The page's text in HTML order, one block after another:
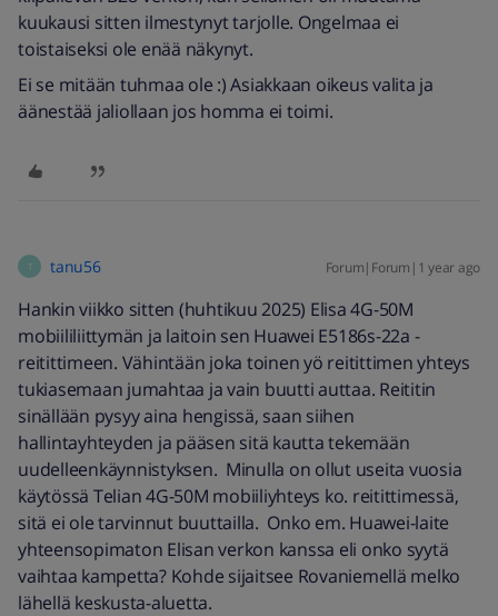
kuukausi sitten ilmestynyt tarjolle. Ongelmaa ei
toistaiseksi ole enää näkynyt.
Ei se mitään tuhmaa ole :) Asiakkaan oikeus valita ja
äänestää jaliollaan jos homma ei toimi.
T tanu56 Forum|Forum|1 year ago
Hankin viikko sitten (huhtikuu 2025) Elisa 4G-50M
mobiililiittymän ja laitoin sen Huawei E5186s-22a -
reitittimeen. Vähintään joka toinen yö reitittimen yhteys
tukiasemaan jumahtaa ja vain buutti auttaa. Reititin
sinällään pysyy aina hengissä, saan siihen
hallintayhteyden ja pääsen sitä kautta tekemään
uudelleenkäynnistyksen. Minulla on ollut useita vuosia
käytössä Telian 4G-50M mobiiliyhteys ko. reitittimessä,
sitä ei ole tarvinnut buuttailla. Onko em. Huawei-laite
yhteensopimaton Elisan verkon kanssa eli onko syytä
vaihtaa kampetta? Kohde sijaitsee Rovaniemellä melko
lähellä keskusta-aluetta.